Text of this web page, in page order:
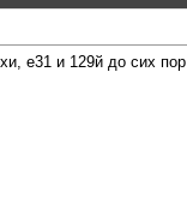
е31 и 129й до сих пор